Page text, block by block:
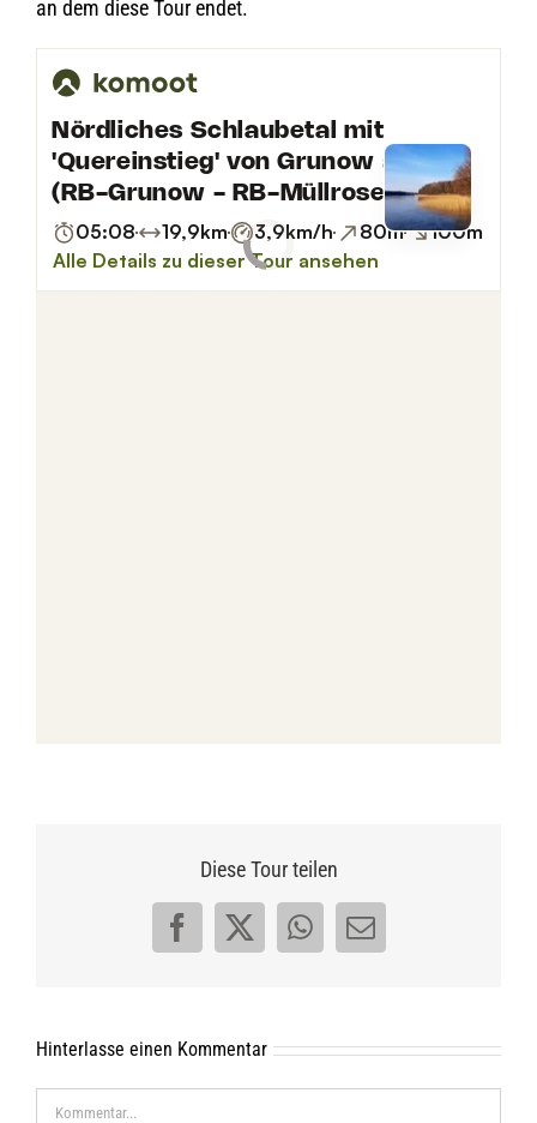
an dem diese Tour endet.
Diese Tour teilen
Facebook
X WhatsApp
E-
Hinterlasse einen Kommentar
Kommentar